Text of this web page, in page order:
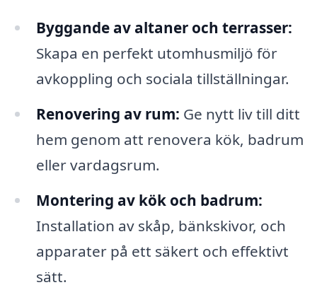
Byggande av altaner och terrasser:
Skapa en perfekt utomhusmiljö för
avkoppling och sociala tillställningar.
Renovering av rum: Ge nytt liv till ditt
hem genom att renovera kök, badrum
eller vardagsrum.
Montering av kök och badrum:
Installation av skåp, bänkskivor, och
apparater på ett säkert och effektivt
sätt.